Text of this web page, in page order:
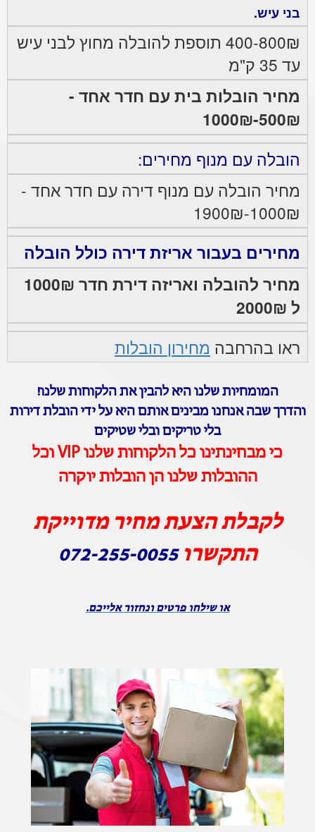
בני עיש.
400-800₪ תוספת להובלה מחוץ לבני עיש
עד 35 ק"מ
מחיר הובלות בית עם חדר אחד -
500₪-1000₪
הובלה עם מנוף מחירים:
מחיר הובלה עם מנוף דירה עם חדר אחד -
1000₪-1900₪
מחירים בעבור אריזת דירה כולל הובלה
מחיר להובלה ואריזה דירת חדר 1000₪
ל 2000₪
ראו בהרחבה מחירון הובלות
המומחיות שלנו היא להבין את הלקוחות שלנו!
והדרך שבה אנחנו מבינים אותם היא על ידי הובלת דירות
בלי טריקים ובלי שטיקים
כי מבחינתינו כל הלקוחות שלנו VIP וכל
ההובלות שלנו הן הובלות יוקרה
לקבלת הצעת מחיר מדוייקת
התקשרו072-255-0055
או שילחו פרטים ונחזור אלייכם.